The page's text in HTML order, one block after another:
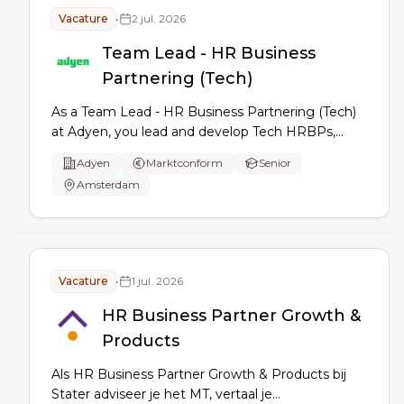
Vacature • 2 jul. 2026
Team Lead - HR Business
Partnering (Tech)
As a Team Lead - HR Business Partnering (Tech)
at Adyen, you lead and develop Tech HRBPs,
leaders, coach on performance and employee
relations, and use people data to improve
Adyen Marktconform
Senior
Amsterdam
Vacature • 1 jul. 2026
HR Business Partner Growth &
Products
Als HR Business Partner Growth & Products bij
Stater adviseer je het MT, vertaal je